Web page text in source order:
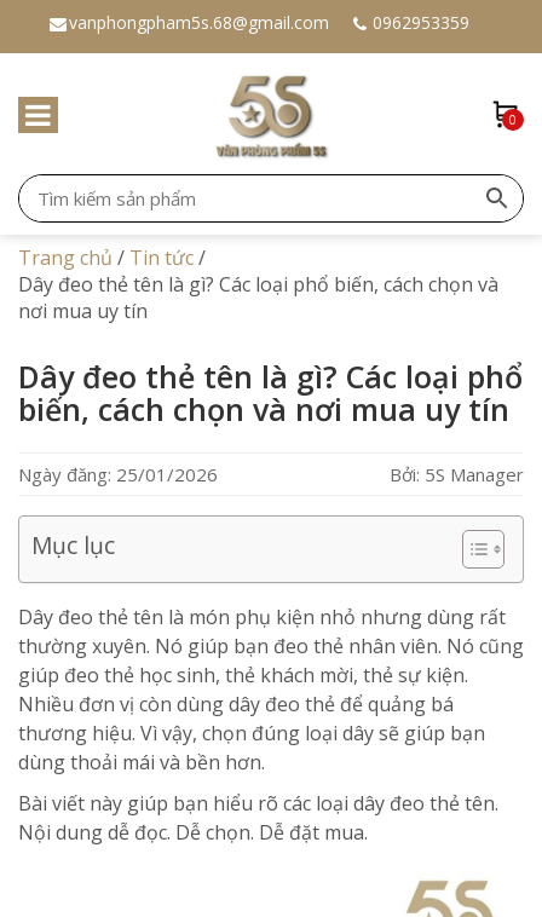
vanphongpham5s.68@gmail.com 0962953359
0
Trang chủ / Tin tức/
Dây đeo thẻ tên là gì? Các loại phổ biến, cách chọn và
nơi mua uy tín
Dây đeo thẻ tên là gì? Các loại phổ
biến, cách chọn và nơi mua uy tín
Ngày đăng: 25/01/2026 Bởi: 5S Manager
Mục lục
Dây đeo thẻ tên là món phụ kiện nhỏ nhưng dùng rất
thường xuyên. Nó giúp bạn đeo thẻ nhân viên. Nó cũng
giúp đeo thẻ học sinh, thẻ khách mời, thẻ sự kiện.
Nhiều đơn vị còn dùng dây đeo thẻ để quảng bá
thương hiệu. Vì vậy, chọn đúng loại dây sẽ giúp bạn
dùng thoải mái và bền hơn.
Bài viết này giúp bạn hiểu rõ các loại dây đeo thẻ tên.
Nội dung dễ đọc. Dễ chọn. Dễ đặt mua.